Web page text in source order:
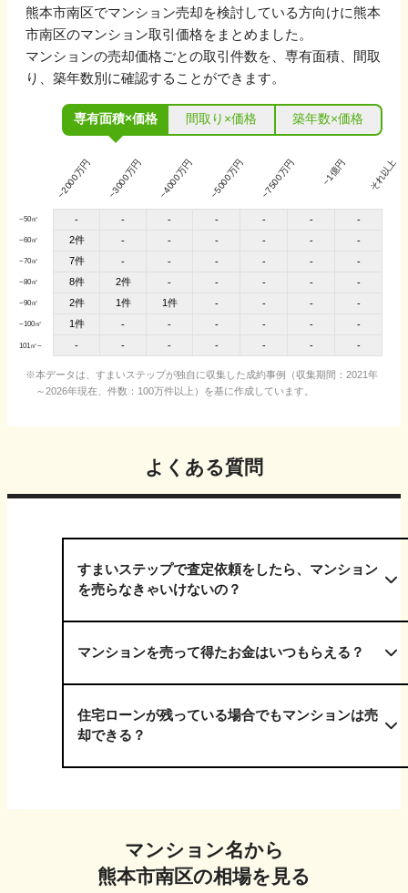
熊本市南区でマンション売却を検討している方向けに熊本
市南区のマンション取引価格をまとめました。
マンションの売却価格ごとの取引件数を、専有面積、間取
り、築年数別に確認することができます。
専有面積×価格 間取り×価格 築年数×価格
~50㎡
~60㎡
~70㎡
~80㎡
~90㎡
~100㎡
101㎡~
~2000万円 ~3000万円 ~4000万円 ~5000万円 ~7500万円 ~1億円 それ以上
- - - - - -
-
2件
- - - - -
-
7件
- - - - -
-
8件
2件 - - - -
-
2件
1件 1件 - - -
-
1件
- - - - -
-
-
- - - - - -
本データは、すまいステップが独自に収集した成約事例（収集期間：2021年
～2026年現在、件数：100万件以上）を基に作成しています。
よくある質問
すまいステップで査定依頼をしたら、マンション
を売らなきゃいけないの？
マンションを売って得たお金はいつもらえる？
住宅ローンが残っている場合でもマンションは売
却できる？
マンション名から
熊本市南区の相場を見る